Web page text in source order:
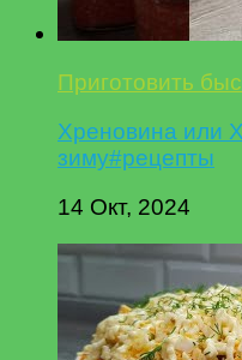
Приготовить
Хреновина или
зиму#рецепты
14 Окт, 2024